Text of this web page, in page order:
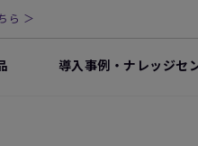
ら ＞
導入事例・ナレッジセ